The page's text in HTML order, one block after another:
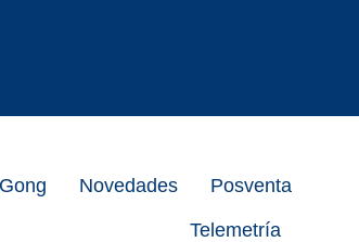
Novedades Posventa
Telemetría